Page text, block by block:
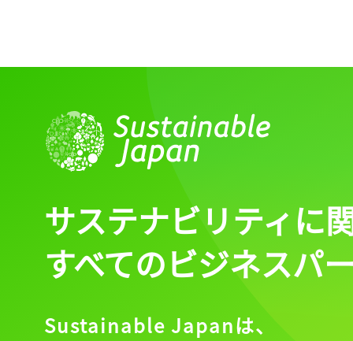
サステナビリティに
すべてのビジネスパ
Sustainable Japanは、